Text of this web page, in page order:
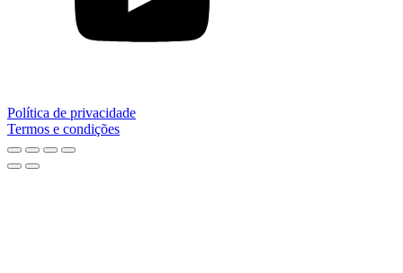
Política de privacidade
Termos e condições